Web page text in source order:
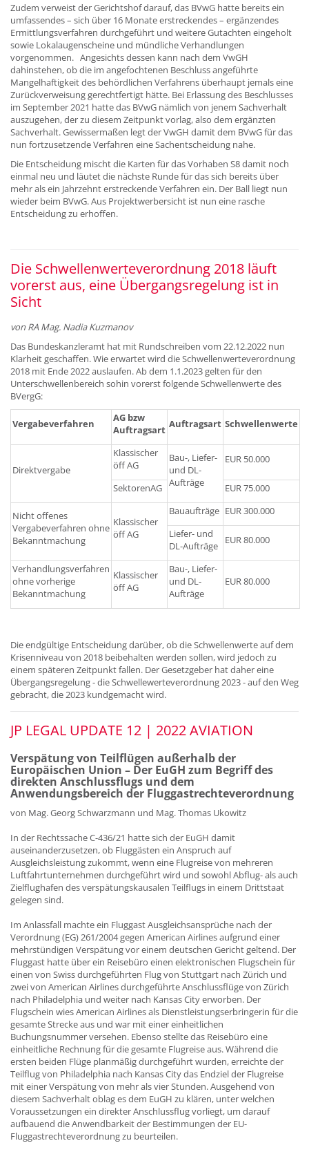
Zudem verweist der Gerichtshof darauf, das BVwG hatte bereits ein
umfassendes – sich über 16 Monate erstreckendes – ergänzendes
Ermittlungsverfahren durchgeführt und weitere Gutachten eingeholt
sowie Lokalaugenscheine und mündliche Verhandlungen
vorgenommen. Angesichts dessen kann nach dem VwGH
dahinstehen, ob die im angefochtenen Beschluss angeführte
Mangelhaftigkeit des behördlichen Verfahrens überhaupt jemals eine
Zurückverweisung gerechtfertigt hätte. Bei Erlassung des Beschlusses
im September 2021 hatte das BVwG nämlich von jenem Sachverhalt
auszugehen, der zu diesem Zeitpunkt vorlag, also dem ergänzten
Sachverhalt. Gewissermaßen legt der VwGH damit dem BVwG für das
nun fortzusetzende Verfahren eine Sachentscheidung nahe.
Die Entscheidung mischt die Karten für das Vorhaben S8 damit noch
einmal neu und läutet die nächste Runde für das sich bereits über
mehr als ein Jahrzehnt erstreckende Verfahren ein. Der Ball liegt nun
wieder beim BVwG. Aus Projektwerbersicht ist nun eine rasche
Entscheidung zu erhoffen.
Die Schwellenwerteverordnung 2018 läuft
vorerst aus, eine Übergangsregelung ist in
Sicht
von RA Mag. Nadia Kuzmanov
Das Bundeskanzleramt hat mit Rundschreiben vom 22.12.2022 nun
Klarheit geschaffen. Wie erwartet wird die Schwellenwerteverordnung
2018 mit Ende 2022 auslaufen. Ab dem 1.1.2023 gelten für den
Unterschwellenbereich sohin vorerst folgende Schwellenwerte des
BVergG:
Vergabeverfahren
AG bzw
Auftragsart Auftragsart Schwellenwerte
Direktvergabe
Klassischer
öff AG
Bau-, Liefer-
und DL-
Aufträge
EUR 50.000
SektorenAG EUR 75.000
Nicht offenes
Vergabeverfahren ohne
Bekanntmachung
Klassischer
öff AG
Bauaufträge EUR 300.000
Liefer- und
DL-Aufträge
EUR 80.000
Verhandlungsverfahren
ohne vorherige
Bekanntmachung
Klassischer
öff AG
Bau-, Liefer-
und DL-
Aufträge
EUR 80.000
Die endgültige Entscheidung darüber, ob die Schwellenwerte auf dem
Krisenniveau von 2018 beibehalten werden sollen, wird jedoch zu
einem späteren Zeitpunkt fallen. Der Gesetzgeber hat daher eine
Übergangsregelung - die Schwellewerteverordnung 2023 - auf den Weg
gebracht, die 2023 kundgemacht wird.
JP LEGAL UPDATE 12 | 2022 AVIATION
Verspätung von Teilflügen außerhalb der
Europäischen Union – Der EuGH zum Begriff des
direkten Anschlussflugs und dem
Anwendungsbereich der Fluggastrechteverordnung
von Mag. Georg Schwarzmann und Mag. Thomas Ukowitz
In der Rechtssache C‑436/21 hatte sich der EuGH damit
auseinanderzusetzen, ob Fluggästen ein Anspruch auf
Ausgleichsleistung zukommt, wenn eine Flugreise von mehreren
Luftfahrtunternehmen durchgeführt wird und sowohl Abflug- als auch
Zielflughafen des verspätungskausalen Teilflugs in einem Drittstaat
gelegen sind.
Im Anlassfall machte ein Fluggast Ausgleichsansprüche nach der
Verordnung (EG) 261/2004 gegen American Airlines aufgrund einer
mehrstündigen Verspätung vor einem deutschen Gericht geltend. Der
Fluggast hatte über ein Reisebüro einen elektronischen Flugschein für
einen von Swiss durchgeführten Flug von Stuttgart nach Zürich und
zwei von American Airlines durchgeführte Anschlussflüge von Zürich
nach Philadelphia und weiter nach Kansas City erworben. Der
Flugschein wies American Airlines als Dienstleistungserbringerin für die
gesamte Strecke aus und war mit einer einheitlichen
Buchungsnummer versehen. Ebenso stellte das Reisebüro eine
einheitliche Rechnung für die gesamte Flugreise aus. Während die
ersten beiden Flüge planmäßig durchgeführt wurden, erreichte der
Teilflug von Philadelphia nach Kansas City das Endziel der Flugreise
mit einer Verspätung von mehr als vier Stunden. Ausgehend von
diesem Sachverhalt oblag es dem EuGH zu klären, unter welchen
Voraussetzungen ein direkter Anschlussflug vorliegt, um darauf
aufbauend die Anwendbarkeit der Bestimmungen der EU-
Fluggastrechteverordnung zu beurteilen.